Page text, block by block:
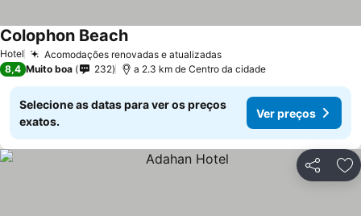
Hotel Acomodações renovadas e atualizadas
Colophon Beach
8,4 Muito boa 232 a 2.3 km de Centro da cidade
Selecione as datas para ver os preços
exatos.
Ver preços
Partilhar